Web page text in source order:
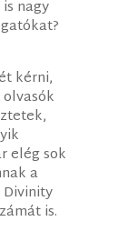
nagy
kérni,
elég sok
a
is.